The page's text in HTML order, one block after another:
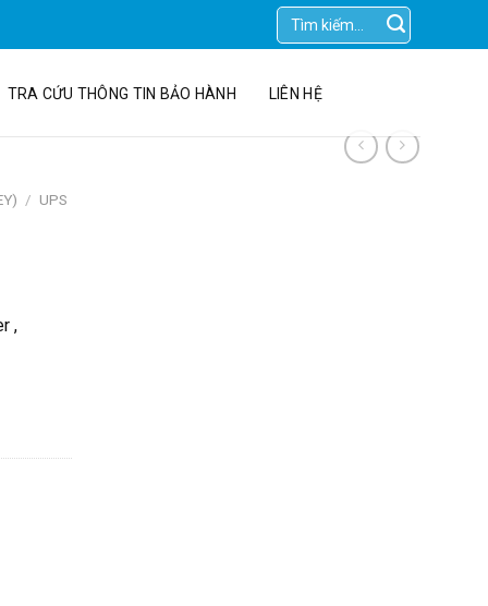
Tìm
kiếm:
TRA CỨU THÔNG TIN BẢO HÀNH LIÊN HỆ
/ UPS
,